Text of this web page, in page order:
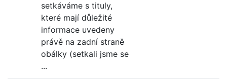
setkáváme s tituly,
které mají důležité
informace uvedeny
právě na zadní straně
obálky (setkali jsme se
...